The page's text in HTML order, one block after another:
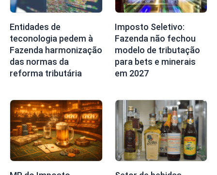
Entidades de
teconologia pedem à
Fazenda harmonização
das normas da
reforma tributária
Imposto Seletivo:
Fazenda não fechou
modelo de tributação
para bets e minerais
em 2027